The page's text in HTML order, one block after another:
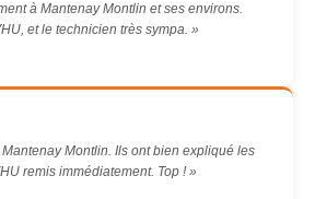
à Mantenay Montlin et ses environs.
et le technicien très sympa. »
Montlin. Ils ont bien expliqué les
remis immédiatement. Top ! »